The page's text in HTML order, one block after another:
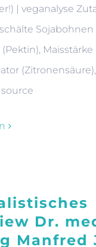
| veganalyse
Sojabohnen
Maisstärke
Dr.
Manfred